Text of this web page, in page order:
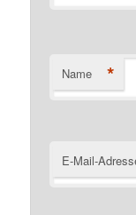
Name *
E-Mail-